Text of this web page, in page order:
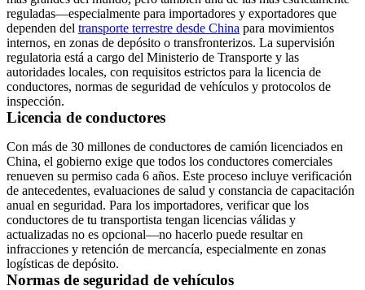
reguladas—especialmente para importadores y exportadores que
dependen del transporte terrestre desde China para movimientos
internos, en zonas de depósito o transfronterizos. La supervisión
regulatoria está a cargo del Ministerio de Transporte y las
autoridades locales, con requisitos estrictos para la licencia de
conductores, normas de seguridad de vehículos y protocolos de
inspección.
Licencia de conductores
Con más de 30 millones de conductores de camión licenciados en
China, el gobierno exige que todos los conductores comerciales
renueven su permiso cada 6 años. Este proceso incluye verificación
de antecedentes, evaluaciones de salud y constancia de capacitación
anual en seguridad. Para los importadores, verificar que los
conductores de tu transportista tengan licencias válidas y
actualizadas no es opcional—no hacerlo puede resultar en
infracciones y retención de mercancía, especialmente en zonas
logísticas de depósito.
Normas de seguridad de vehículos